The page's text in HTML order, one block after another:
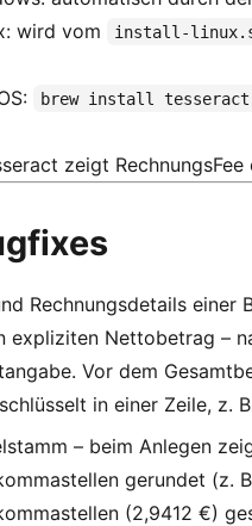
wird vom
install-
brew install
zeigt
Rechnungsdetails
expliziten Nettobetrag –
Vor dem
in einer Zeile, z.
– beim Anlegen
gerundet (z.
(2,9412 €)